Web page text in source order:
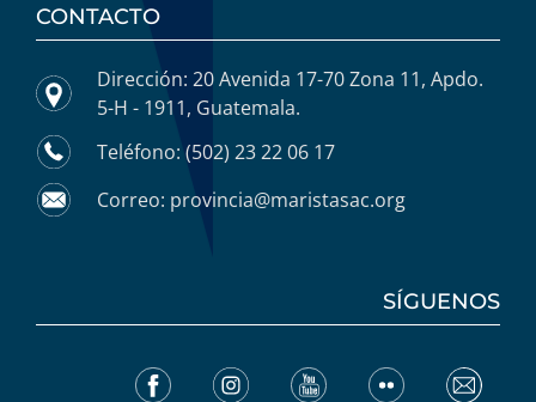
CONTACTO
Dirección: 20 Avenida 17-70 Zona 11, Apdo.
5-H - 1911, Guatemala.
Teléfono: (502) 23 22 06 17
Correo: provincia@maristasac.org
SÍGUENOS